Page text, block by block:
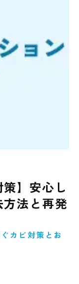
策】安心し
法と再発
カビ対策とお